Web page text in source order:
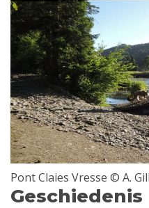
Pont Claies Vresse © A.
Geschiedenis